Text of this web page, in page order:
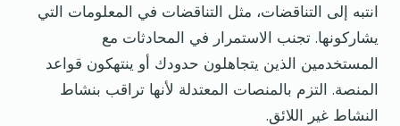
انتبه إلى التناقضات، مثل التناقضات في المعلومات التي
يشاركونها. تجنب الاستمرار في المحادثات مع
المستخدمين الذين يتجاهلون حدودك أو ينتهكون قواعد
المنصة. التزم بالمنصات المعتدلة لأنها تراقب بنشاط
النشاط غير اللائق.